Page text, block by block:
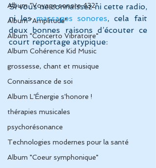
Album "Voyage sonore 432"
Album "Amplitude"
Album "Concerto Vibratoire"
Album Cohérence Kid Music
grossesse, chant et musique
Connaissance de soi
Album L'Énergie s'honore !
thérapies musicales
psychorésonance
Technologies modernes pour la santé
Album "Coeur symphonique"
Si vous ne connaissez ni cette radio,
ni les massages sonores, cela fait
deux bonnes raisons d’écouter ce
court reportage atypique: